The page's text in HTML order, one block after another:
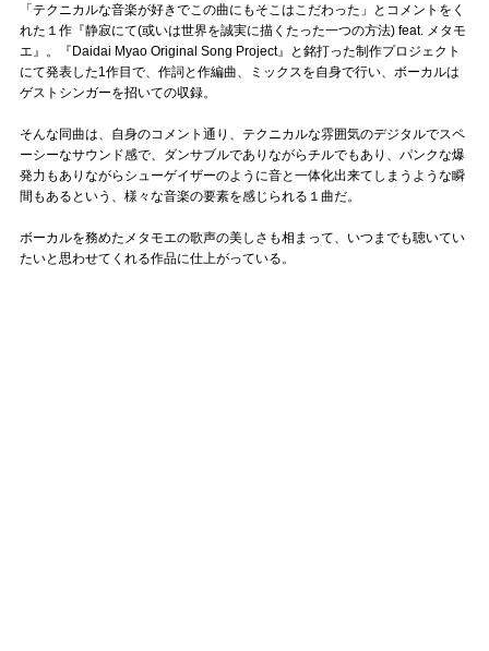
「テクニカルな音楽が好きでこの曲にもそこはこだわった」とコメントをく
れた１作『静寂にて(或いは世界を誠実に描くたった一つの方法) feat. メタモ
エ』。『Daidai Myao Original Song Project』と銘打った制作プロジェクト
にて発表した1作目で、作詞と作編曲、ミックスを自身で行い、ボーカルは
ゲストシンガーを招いての収録。
そんな同曲は、自身のコメント通り、テクニカルな雰囲気のデジタルでスペ
ーシーなサウンド感で、ダンサブルでありながらチルでもあり、パンクな爆
発力もありながらシューゲイザーのように音と一体化出来てしまうような瞬
間もあるという、様々な音楽の要素を感じられる１曲だ。
ボーカルを務めたメタモエの歌声の美しさも相まって、いつまでも聴いてい
たいと思わせてくれる作品に仕上がっている。